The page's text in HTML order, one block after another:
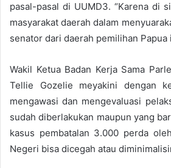
pasal-pasal di UUMD3. “Karena di
masyarakat daerah dalam
senator dari daerah pemilihan Papua
Wakil Ketua Badan Kerja Sama
Tellie Gozelie meyakini dengan
mengawasi dan mengevaluasi
sudah diberlakukan maupun yang
kasus pembatalan 3.000 perda
Negeri bisa dicegah atau